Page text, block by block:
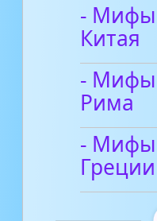
- Мифы
Китая
- Мифы
Рима
- Мифы
Греции